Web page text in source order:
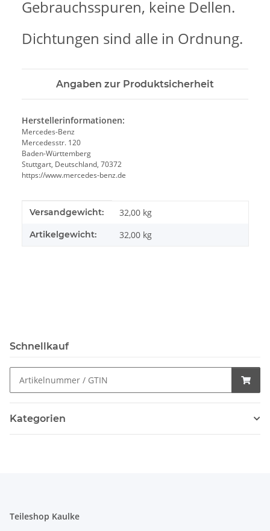
Gebrauchsspuren, keine Dellen.
Dichtungen sind alle in Ordnung.
Angaben zur Produktsicherheit
Herstellerinformationen:
Mercedes-Benz
Mercedesstr. 120
Baden-Württemberg
Stuttgart, Deutschland, 70372
https://www.mercedes-benz.de
Produkteigenschaft
Wert
Versandgewicht: 32,00 kg
Artikelgewicht: 32,00 kg
Schnellkauf
Kategorien
Teileshop Kaulke